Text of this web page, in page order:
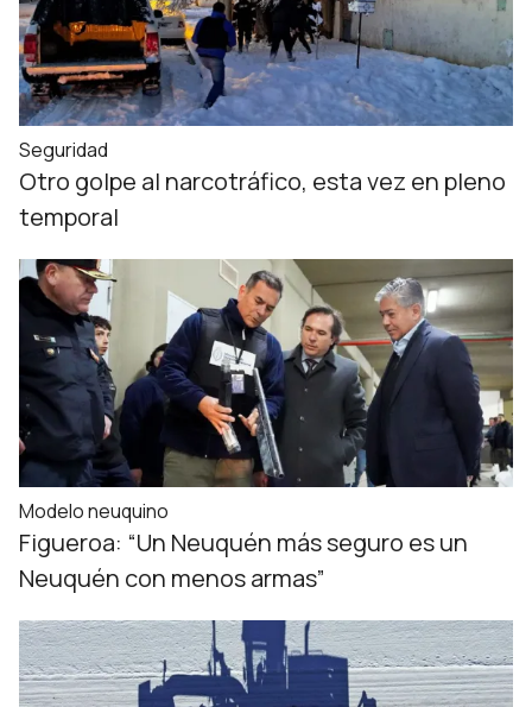
Seguridad
Otro golpe al narcotráfico, esta vez en pleno
temporal
Modelo neuquino
Figueroa: “Un Neuquén más seguro es un
Neuquén con menos armas”